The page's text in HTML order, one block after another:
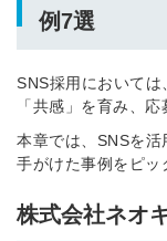
例7選
SNS採用において
「共感」を育み、
本章では、SNSを
手がけた事例をピッ
株式会社ネオ